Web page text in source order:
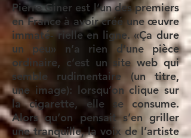
Pierre Giner est l’un des premiers
en France à avoir créé une œuvre
immaté- rielle en ligne. «Ça dure
un peu» n’a rien d’une pièce
ordinaire, c’est un site web qui
semble rudimentaire (un titre,
une image): lorsqu’on clique sur
la cigarette, elle se consume.
Alors qu’on pensait s’en griller
une tranquille, la voix de l’artiste